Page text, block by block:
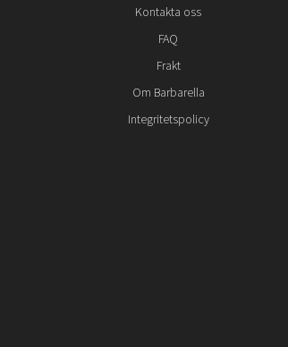
Kontakta oss
FAQ
Frakt
Om Barbarella
Integritetspolicy